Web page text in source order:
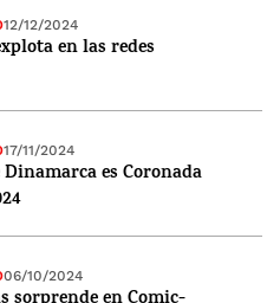
12/12/2024
en las redes
17/11/2024
es Coronada
06/10/2024